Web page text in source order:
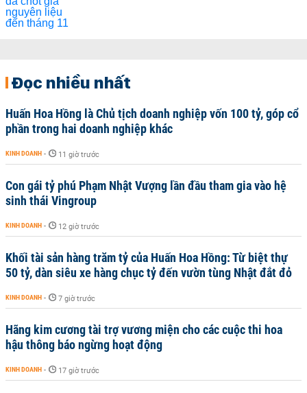
Đọc nhiều nhất
Huấn Hoa Hồng là Chủ tịch doanh nghiệp vốn 100 tỷ, góp cổ
phần trong hai doanh nghiệp khác
KINH DOANH - 11 giờ trước
Con gái tỷ phú Phạm Nhật Vượng lần đầu tham gia vào hệ
sinh thái Vingroup
KINH DOANH - 12 giờ trước
Khối tài sản hàng trăm tỷ của Huấn Hoa Hồng: Từ biệt thự
50 tỷ, dàn siêu xe hàng chục tỷ đến vườn tùng Nhật đắt đỏ
KINH DOANH - 7 giờ trước
Hãng kim cương tài trợ vương miện cho các cuộc thi hoa
hậu thông báo ngừng hoạt động
KINH DOANH - 17 giờ trước